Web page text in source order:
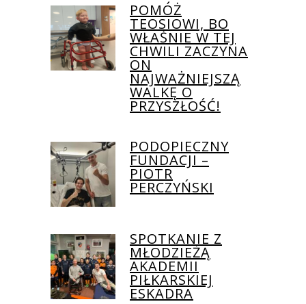
POMÓŻ
TEOSIOWI, BO
WŁAŚNIE W TEJ
CHWILI ZACZYNA
ON
NAJWAŻNIEJSZĄ
WALKĘ O
PRZYSZŁOŚĆ!
PODOPIECZNY
FUNDACJI –
PIOTR
PERCZYŃSKI
SPOTKANIE Z
MŁODZIEŻĄ
AKADEMII
PIŁKARSKIEJ
ESKADRA